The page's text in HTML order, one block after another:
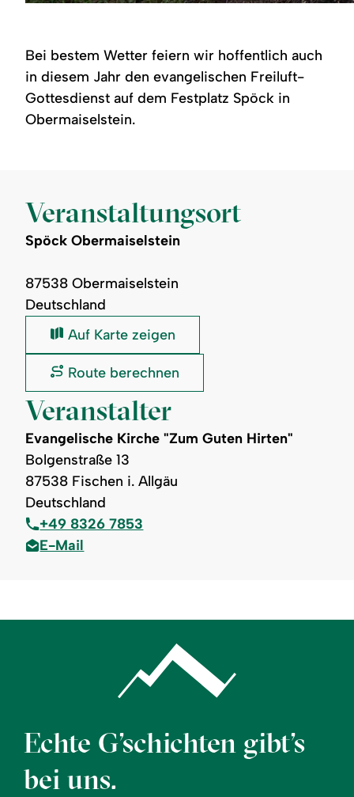
Bei bestem Wetter feiern wir hoffentlich auch
in diesem Jahr den evangelischen Freiluft-
Gottesdienst auf dem Festplatz Spöck in
Obermaiselstein.
Veranstaltungsort
Spöck Obermaiselstein
87538 Obermaiselstein
Deutschland
Spöck
Obermaiselstein:
Auf Karte zeigen
Spöck
Route berechnen
Veranstalter
Evangelische Kirche "Zum Guten Hirten"
Bolgenstraße 13
87538 Fischen i. Allgäu
Deutschland
+49 8326 7853
E-Mail
Echte G’schichten gibt’s
bei uns.